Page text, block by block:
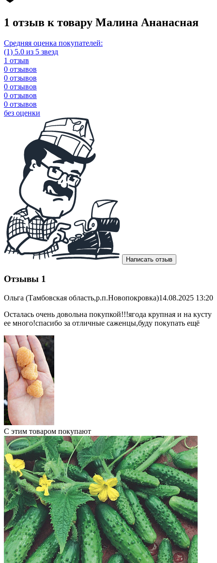
1 отзыв к товару Малина Ананасная
Средняя оценка покупателей:
(1) 5.0 из 5 звезд
1 отзыв
0 отзывов
0 отзывов
0 отзывов
0 отзывов
0 отзывов
без оценки
Написать отзыв
Отзывы 1
Ольга (Тамбовская область,р.п.Новопокровка)14.08.2025 13:20
Осталась очень довольна покупкой!!!ягода крупная и на кусту
ее много!спасибо за отличные саженцы,буду покупать ещё
С этим товаром покупают